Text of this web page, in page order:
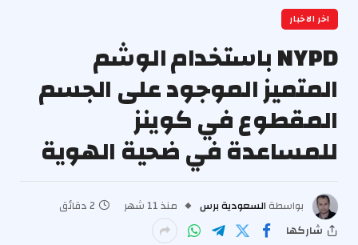
اخر الاخبار
NYPD باستخدام الوشم
المتميز الموجود على الجسم
المقطوع في كوينز
للمساعدة في ضحية الهوية
بواسطة السعودية برس منذ 11 شهر
2 دقائق
شاركها